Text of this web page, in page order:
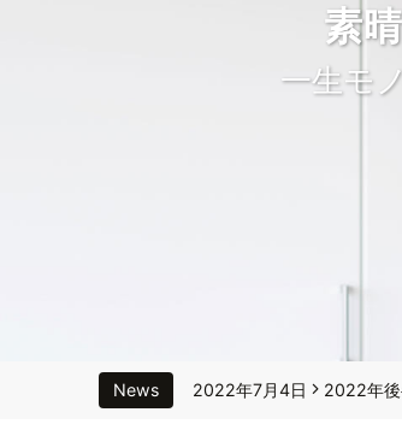
素
一生モ
『心飛
News 2022年7月4日 2022年